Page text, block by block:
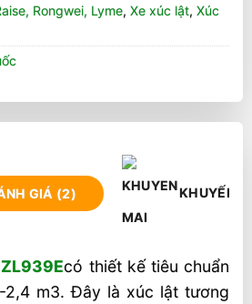
Rongwei, Lyme, Xe xúc lật, Xúc
GIÁ (2) KHUYẾN
có thiết kế tiêu chuẩn
2,4 m3. Đây là xúc lật tương